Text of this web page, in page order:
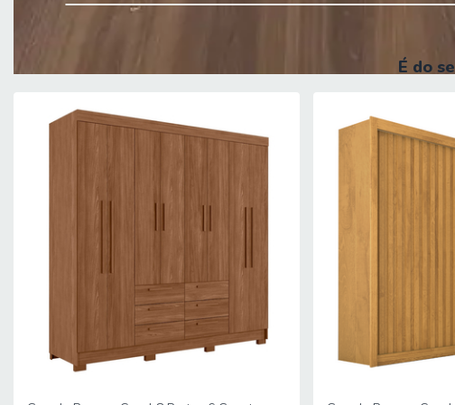
PESO: 171,2 kg
GUARDA ROUPAS SUPORTA ATÉ: 80 kg
TIPO DE PINTURA: UV
ESPESSURA DO MATERIAL DA ESTRUTURA: 15 mm
TIPO DE PORTA: Bater
DOBRADIÇAS: Alumínio
QUANTIDADE DE GAVETAS: 3, primeira gaveta com chave
CORREDIÇAS: Telescópicas, abertura suave
QUANTIDADE DE PRATELEIRAS: 9
É do